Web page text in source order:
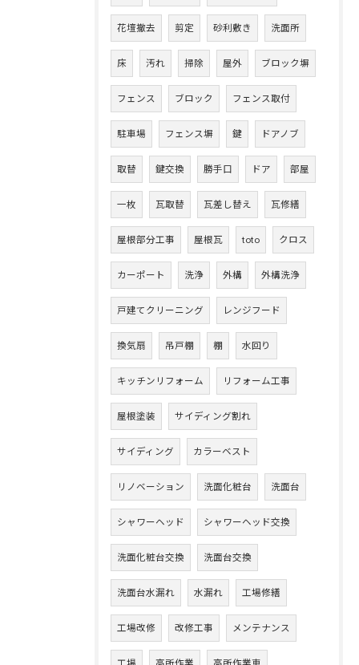
花壇撤去 剪定 砂利敷き 洗面所
床 汚れ 掃除 屋外 ブロック塀
フェンス ブロック フェンス取付
駐車場 フェンス塀 鍵 ドアノブ
取替 鍵交換 勝手口 ドア 部屋
一枚 瓦取替 瓦差し替え 瓦修繕
屋根部分工事 屋根瓦 toto クロス
カーポート 洗浄 外構 外構洗浄
戸建てクリーニング レンジフード
換気扇 吊戸棚 棚 水回り
キッチンリフォーム リフォーム工事
屋根塗装 サイディング割れ
サイディング カラーベスト
リノベーション 洗面化粧台 洗面台
シャワーヘッド シャワーヘッド交換
洗面化粧台交換 洗面台交換
洗面台水漏れ 水漏れ 工場修繕
工場改修 改修工事 メンテナンス